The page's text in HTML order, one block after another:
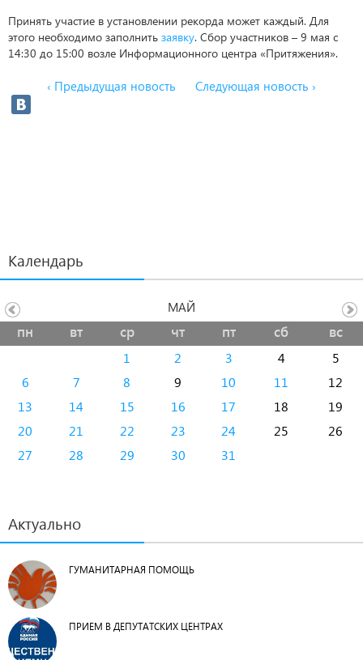
Принять участие в установлении рекорда может каждый. Для
этого необходимо заполнить заявку. Сбор участников – 9 мая с
14:30 до 15:00 возле Информационного центра «Притяжения».
‹ Предыдущая новость Следующая новость ›
Календарь
пн вт ср чт пт сб вс
1 2 3 4
5
6
7 8 9 10 11
12
13
14 15 16 17 18
19
20
21 22 23 24 25
26
27
28 29 30 31
МАЙ
Актуально
ГУМАНИТАРНАЯ ПОМОЩЬ
ПРИЕМ В ДЕПУТАТСКИХ ЦЕНТРАХ